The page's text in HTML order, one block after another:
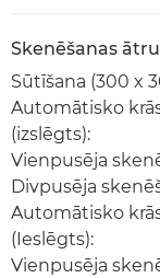
Skenēšanas
Sūtīšana (300 x
Automātisko
(izslēgts):
Vienpusēja
Divpusēja
Automātisko
(Ieslēgts):
Vienpusēja